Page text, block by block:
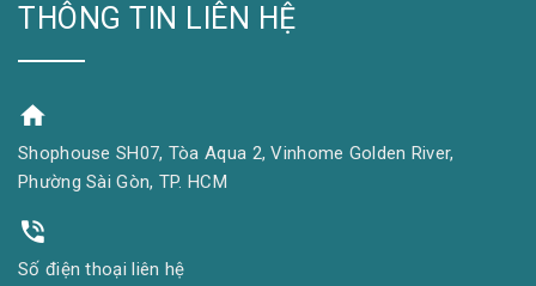
THÔNG TIN LIÊN HỆ
Shophouse SH07, Tòa Aqua 2, Vinhome Golden River,
Phường Sài Gòn, TP. HCM
Số điện thoại liên hệ